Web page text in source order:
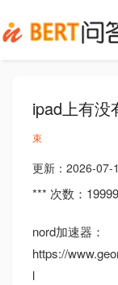
ipad上有没
束
更新： 2026-07-
*** 次数：
nord加速器：
https://
l